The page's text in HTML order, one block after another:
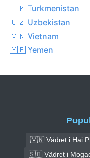
🇹🇲 Turkmenistan
🇺🇿 Uzbekistan
🇻🇳 Vietnam
🇾🇪 Yemen
🇻🇳 Vädret i Hai
🇸🇴 Vädret i